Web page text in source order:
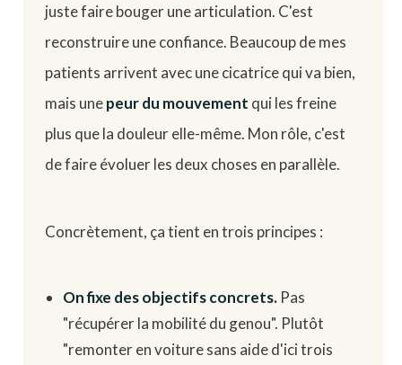
juste faire bouger une articulation. C'est
reconstruire une confiance. Beaucoup de mes
patients arrivent avec une cicatrice qui va bien,
mais unepeur du mouvement qui les freine
plus que la douleur elle-même. Mon rôle, c'est
de faire évoluer les deux choses en parallèle.
Concrètement, ça tient en trois principes :
On fixe des objectifs concrets. Pas
"récupérer la mobilité du genou". Plutôt
"remonter en voiture sans aide d'ici trois